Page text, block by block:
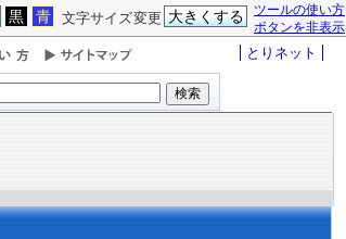
ツールの使い方
ボタンを非表示
文字サイズ変更 大きくする
黒 青
とりネット